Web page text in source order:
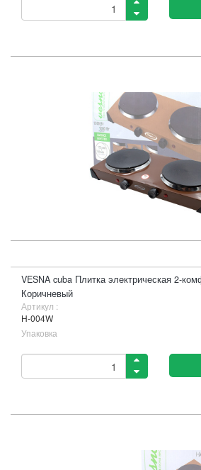
VESNA cuba Плитка электрическая 2-
Коричневый
Артикул :
H-004W
Упаковка